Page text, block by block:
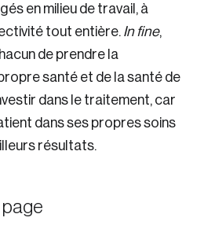
en milieu de travail, à
tout entière. In fine,
de prendre la
santé et de la santé de
dans le traitement, car
dans ses propres soins
résultats.
page